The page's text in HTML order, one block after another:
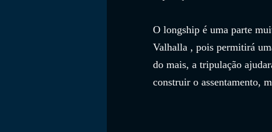
O longship é uma parte
Valhalla , pois permitirá
do mais, a tripulação
construir o assentamento,